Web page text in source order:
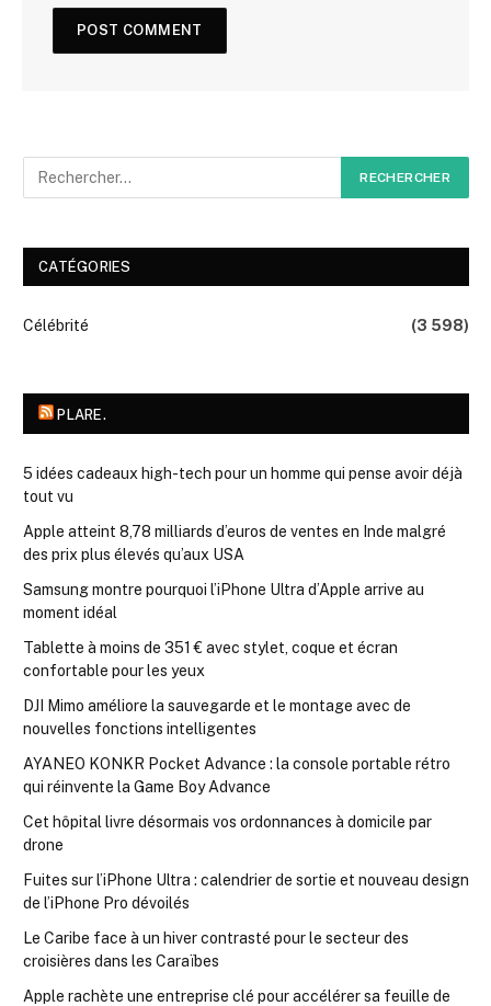
CATÉGORIES
Célébrité (3 598)
PLARE.
5 idées cadeaux high-tech pour un homme qui pense avoir déjà
tout vu
Apple atteint 8,78 milliards d’euros de ventes en Inde malgré
des prix plus élevés qu’aux USA
Samsung montre pourquoi l’iPhone Ultra d’Apple arrive au
moment idéal
Tablette à moins de 351 € avec stylet, coque et écran
confortable pour les yeux
DJI Mimo améliore la sauvegarde et le montage avec de
nouvelles fonctions intelligentes
AYANEO KONKR Pocket Advance : la console portable rétro
qui réinvente la Game Boy Advance
Cet hôpital livre désormais vos ordonnances à domicile par
drone
Fuites sur l’iPhone Ultra : calendrier de sortie et nouveau design
de l’iPhone Pro dévoilés
Le Caribe face à un hiver contrasté pour le secteur des
croisières dans les Caraïbes
Apple rachète une entreprise clé pour accélérer sa feuille de